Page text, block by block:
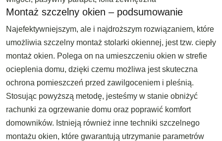
Montaż szczelny okien – podsumowanie
Najefektywniejszym, ale i najdroższym rozwiązaniem, które
umożliwia szczelny montaż stolarki okiennej, jest tzw. ciepły
montaż okien. Polega on na umieszczeniu okien w strefie
ocieplenia domu, dzięki czemu możliwa jest skuteczna
ochrona pomieszczeń przed zawilgoceniem i pleśnią.
Stosując powyższą metodę, jesteśmy w stanie obniżyć
rachunki za ogrzewanie domu oraz poprawić komfort
domowników. Istnieją również inne techniki szczelnego
montażu okien, które gwarantują utrzymanie parametrów